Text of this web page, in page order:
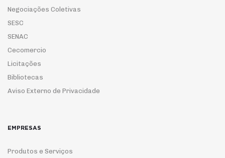
Negociações Coletivas
SESC
SENAC
Cecomercio
Licitações
Bibliotecas
Aviso Externo de Privacidade
EMPRESAS
Produtos e Serviços